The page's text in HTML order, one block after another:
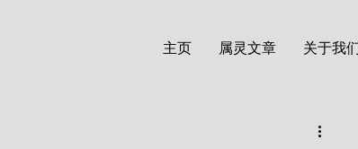
主页 属灵文章 关于我